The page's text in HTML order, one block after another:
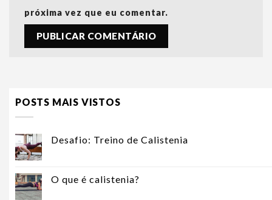
próxima vez que eu comentar.
POSTS MAIS VISTOS
Desafio: Treino de Calistenia
O que é calistenia?